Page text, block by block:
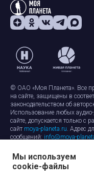
© ОАО «Моя Планета». Все
на сайте, защищены в
законодательством об
Использование любых
сайте, допускается только с
сайт moya-planeta.ru. Адрес
сообщений: info@moya-
Правила сайтаРабота с
Защита персональных
Мы используем
cookie-файлы